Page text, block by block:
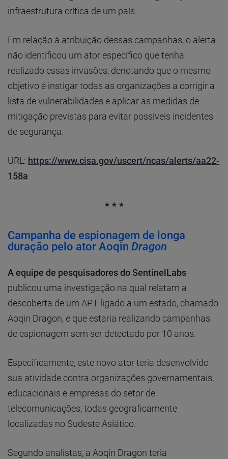
infraestrutura crítica de um país.
Em relação à atribuição dessas campanhas, o alerta
não identificou um ator específico que tenha
realizado essas invasões, denotando que o mesmo
objetivo é instigar todas as organizações a corrigir a
lista de vulnerabilidades e aplicar as medidas de
mitigação previstas para evitar possíveis incidentes
de segurança.
URL: https://www.cisa.gov/uscert/ncas/alerts/aa22-
158a
* * *
Campanha de espionagem de longa
duração pelo ator Aoqin Dragon
A equipe de pesquisadores do SentinelLabs
publicou uma investigação na qual relatam a
descoberta de um APT ligado a um estado, chamado
Aoqin Dragon, e que estaria realizando campanhas
de espionagem sem ser detectado por 10 anos.
Especificamente, este novo ator teria desenvolvido
sua atividade contra organizações governamentais,
educacionais e empresas do setor de
telecomunicações, todas geograficamente
localizadas no Sudeste Asiático.
Segundo analistas, a Aoqin Dragon teria